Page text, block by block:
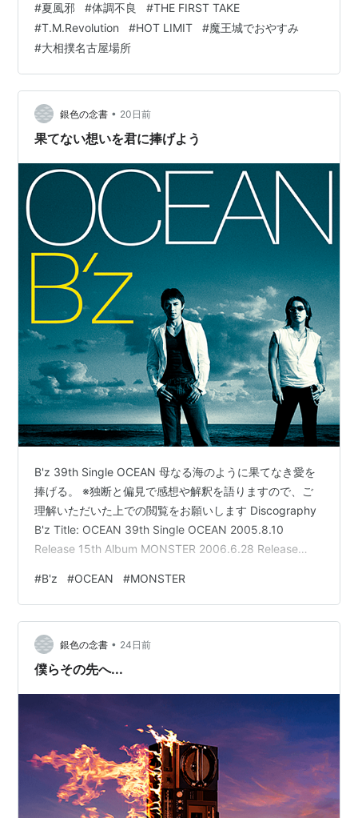
週、体調を壊す前よりも多少楽になった気がします。 夏
場ということもあってか、目が覚めた時には寝汗が凄い
ので。軽くシャワーを浴びて着替えて、薬💊を飲んで、
眠くなるまで動画を見たり本を読んだりしてまた眠りに
ついて…というのをひたすらずっと繰り返していまし
た。 そんなことをやっていたため、次…
#夏風邪 #体調不良 #THE FIRST TAKE
#T.M.Revolution #HOT LIMIT #魔王城でおやすみ
#大相撲名古屋場所
銀色の念書 • 20日前
果てない想いを君に捧げよう
B'z 39th Single OCEAN 母なる海のように果てなき愛を
捧げる。 ※独断と偏見で感想や解釈を語りますので、ご
理解いただいた上での閲覧をお願いします Discography
B'z Title: OCEAN 39th Single OCEAN 2005.8.10
Release 15th Album MONSTER 2006.6.28 Release
Lyric/Arrangement/Vocal: 稲葉浩志 Arrangement: 池田
大介 Arrangement/Bass: 徳永暁人 Drums/Percussi…
#B'z #OCEAN #MONSTER
銀色の念書 • 24日前
僕らその先へ...